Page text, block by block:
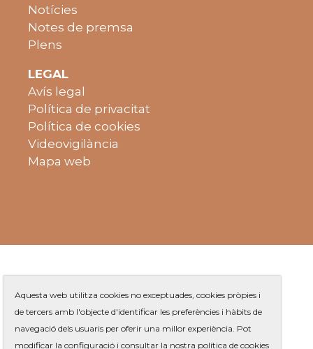
Notícies
Notes de premsa
Plens
LEGAL
Avís legal
Política de privacitat
Política de cookies
Videovigilància
Mapa web
Plaça de Jaume Balmes s/n
Aquesta web utilitza cookies no exceptuades, cookies pròpies i
de tercers amb l'objecte d'identificar les preferències i hàbits de
navegació dels usuaris per oferir una millor experiència. Pot
modificar la configuració i consultar la nostra política de cookies